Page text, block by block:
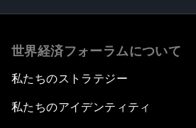
世界経済フォーラムについて
私たちのストラテジー
私たちのアイデンティティ